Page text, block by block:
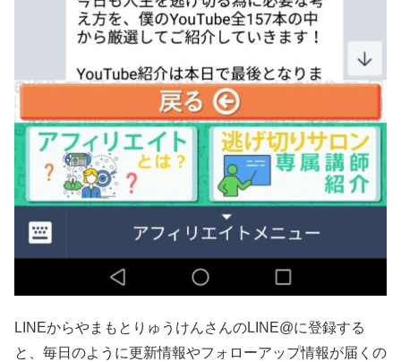
LINEからやまもとりゅうけんさんのLINE@に登録する
と、毎日のように更新情報やフォローアップ情報が届くの